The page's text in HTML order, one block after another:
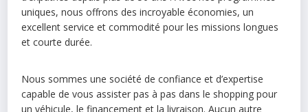
uniques, nous offrons des incroyable économies, un
excellent service et commodité pour les missions longues
et courte durée.
Nous sommes une société de confiance et d’expertise
capable de vous assister pas à pas dans le shopping pour
un véhicule, le financement et la livraison. Aucun autre